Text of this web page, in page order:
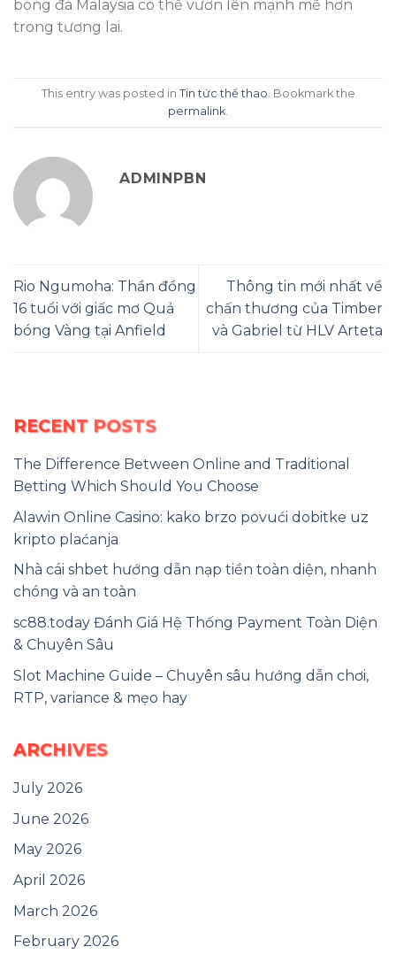
bóng đá Malaysia có thể vươn lên mạnh mẽ hơn
trong tương lai.
This entry was posted in Tin tức thể thao . Bookmark the
permalink
ADMINPBN
Rio Ngumoha: Thần đồng
16 tuổi với giấc mơ Quả
bóng Vàng tại Anfield
Thông tin mới nhất về
chấn thương của Timber
và Gabriel từ HLV Arteta
RECENT POSTS
The Difference Between Online and Traditional
Betting Which Should You Choose
Alawin Online Casino: kako brzo povući dobitke uz
kripto plaćanja
Nhà cái shbet hướng dẫn nạp tiền toàn diện, nhanh
chóng và an toàn
sc88.today Đánh Giá Hệ Thống Payment Toàn Diện
& Chuyên Sâu
Slot Machine Guide – Chuyên sâu hướng dẫn chơi,
RTP, variance & mẹo hay
ARCHIVES
July 2026
June 2026
May 2026
April 2026
March 2026
February 2026